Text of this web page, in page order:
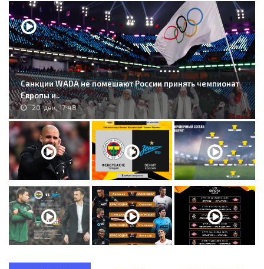
Санкции WADA не помешают России принять чемпионат
Европы и..
20-дек, 17:48